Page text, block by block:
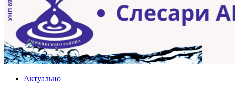
Актуально